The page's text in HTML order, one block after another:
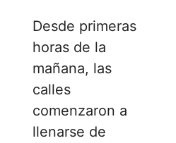
Desde primeras
horas de la
mañana, las
calles
comenzaron a
llenarse de